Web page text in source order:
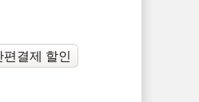
편결제 할인